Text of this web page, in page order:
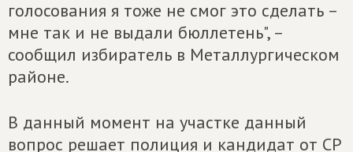
голосования я тоже не смог это сделать –
мне так и не выдали бюллетень", –
сообщил избиратель в Металлургическом
районе.
В данный момент на участке данный
вопрос решает полиция и кандидат от СР